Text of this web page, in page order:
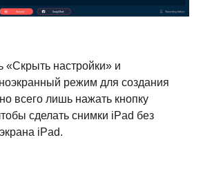
настройки» и
режим для создания
всего лишь нажать кнопку
сделать снимки iPad без
iPad.